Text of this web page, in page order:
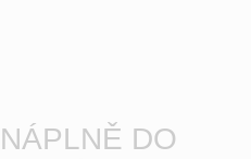
NÁPLNĚ DO